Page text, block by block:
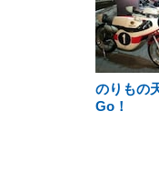
のりもの
Go！